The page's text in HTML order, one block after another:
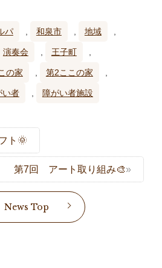
パ , 和泉市 , 地域 ,
演奏会 , 王子町 ,
の家 , 第2ここの家 ,
い者 , 障がい者施設
ト🌞
第7回 アート取り組み🎨
News Top